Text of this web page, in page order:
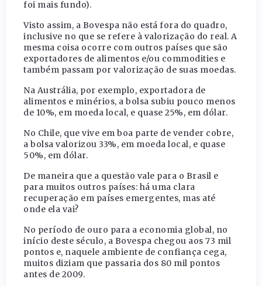
foi mais fundo).
Visto assim, a Bovespa não está fora do quadro,
inclusive no que se refere à valorização do real. A
mesma coisa ocorre com outros países que são
exportadores de alimentos e/ou commodities e
também passam por valorização de suas moedas.
Na Austrália, por exemplo, exportadora de
alimentos e minérios, a bolsa subiu pouco menos
de 10%, em moeda local, e quase 25%, em dólar.
No Chile, que vive em boa parte de vender cobre,
a bolsa valorizou 33%, em moeda local, e quase
50%, em dólar.
De maneira que a questão vale para o Brasil e
para muitos outros países: há uma clara
recuperação em países emergentes, mas até
onde ela vai?
No período de ouro para a economia global, no
início deste século, a Bovespa chegou aos 73 mil
pontos e, naquele ambiente de confiança cega,
muitos diziam que passaria dos 80 mil pontos
antes de 2009.